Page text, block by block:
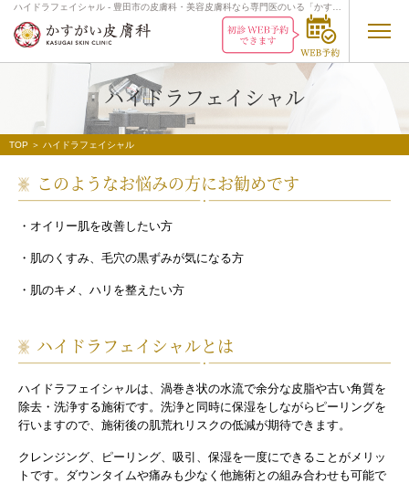
ハイドラフェイシャル - 豊田市の皮膚科・美容皮膚科なら専門医のいる「かすが
ハイドラフェイシャル
TOP ＞ ハイドラフェイシャル
このようなお悩みの方にお勧めです
・オイリー肌を改善したい方
・肌のくすみ、毛穴の黒ずみが気になる方
・肌のキメ、ハリを整えたい方
ハイドラフェイシャルとは
ハイドラフェイシャルは、渦巻き状の水流で余分な皮脂や古い角質を
除去・洗浄する施術です。洗浄と同時に保湿をしながらピーリングを
行いますので、施術後の肌荒れリスクの低減が期待できます。
クレンジング、ピーリング、吸引、保湿を一度にできることがメリッ
トです。ダウンタイムや痛みも少なく他施術との組み合わせも可能で